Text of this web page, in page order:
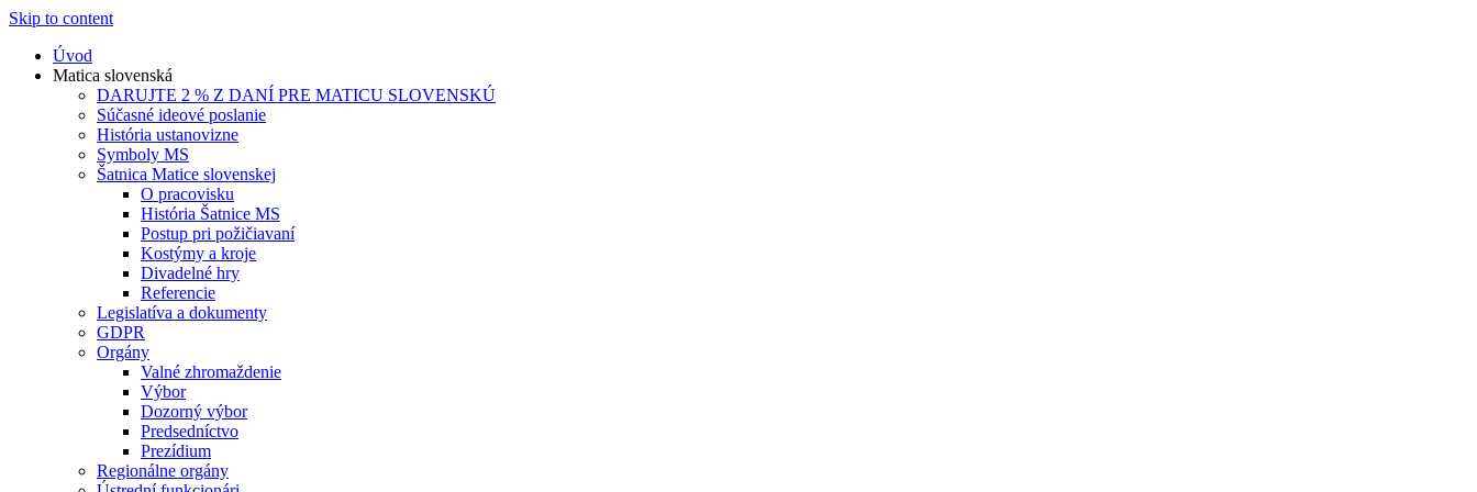
Skip to content
Úvod
Matica slovenská
DARUJTE 2 % Z DANÍ PRE MATICU SLOVENSKÚ
Súčasné ideové poslanie
História ustanovizne
Symboly MS
Šatnica Matice slovenskej
O pracovisku
História Šatnice MS
Postup pri požičiavaní
Kostýmy a kroje
Divadelné hry
Referencie
Legislatíva a dokumenty
GDPR
Orgány
Valné zhromaždenie
Výbor
Dozorný výbor
Predsedníctvo
Prezídium
Regionálne orgány